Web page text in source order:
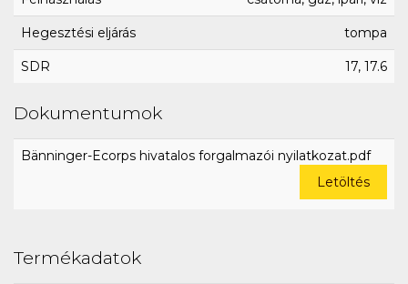
Hegesztési eljárás tompa
SDR 17, 17.6
Dokumentumok
Bänninger-Ecorps hivatalos forgalmazói nyilatkozat.pdf
Letöltés
Termékadatok